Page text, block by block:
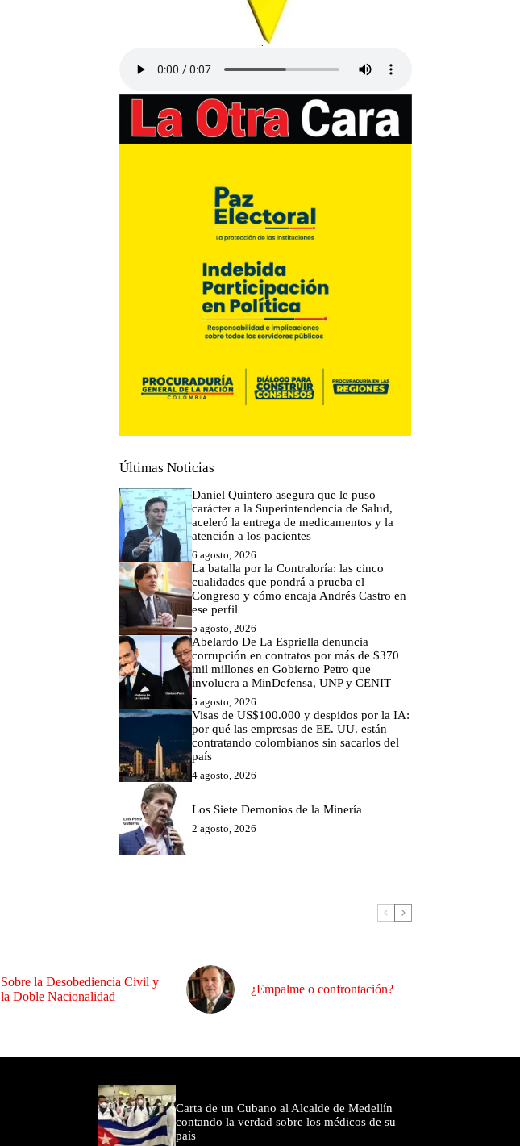
Últimas Noticias
Daniel Quintero asegura que le puso
carácter a la Superintendencia de Salud,
aceleró la entrega de medicamentos y la
atención a los pacientes
6 agosto, 2026
La batalla por la Contraloría: las cinco
cualidades que pondrá a prueba el
Congreso y cómo encaja Andrés Castro en
ese perfil
5 agosto, 2026
Abelardo De La Espriella denuncia
corrupción en contratos por más de $370
mil millones en Gobierno Petro que
involucra a MinDefensa, UNP y CENIT
5 agosto, 2026
Visas de US$100.000 y despidos por la IA:
por qué las empresas de EE. UU. están
contratando colombianos sin sacarlos del
país
4 agosto, 2026
Los Siete Demonios de la Minería
2 agosto, 2026
Sobre la Desobediencia Civil y
la Doble Nacionalidad
¿Empalme o confrontación?
Carta de un Cubano al Alcalde de Medellín
contando la verdad sobre los médicos de su
país